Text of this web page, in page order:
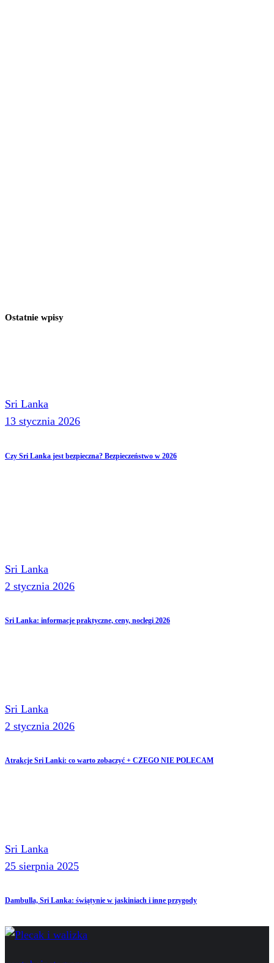
Ostatnie wpisy
Sri Lanka
13 stycznia 2026
Czy Sri Lanka jest bezpieczna? Bezpieczeństwo w 2026
Sri Lanka
2 stycznia 2026
Sri Lanka: informacje praktyczne, ceny, noclegi 2026
Sri Lanka
2 stycznia 2026
Atrakcje Sri Lanki: co warto zobaczyć + CZEGO NIE POLECAM
Sri Lanka
25 sierpnia 2025
Dambulla, Sri Lanka: świątynie w jaskiniach i inne przygody